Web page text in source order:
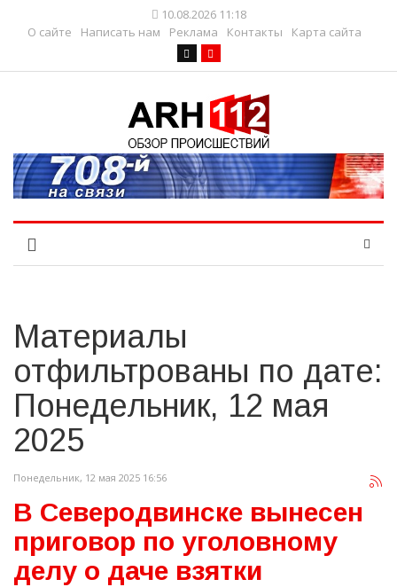
10.08.2026 11:18
О сайте
Написать нам Реклама Контакты Карта сайта
Материалы
отфильтрованы по дате:
Понедельник, 12 мая
2025
Понедельник, 12 мая 2025 16:56
В Северодвинске вынесен
приговор по уголовному
делу о даче взятки